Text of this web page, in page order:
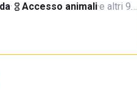
· Accesso animali·e altri 9…